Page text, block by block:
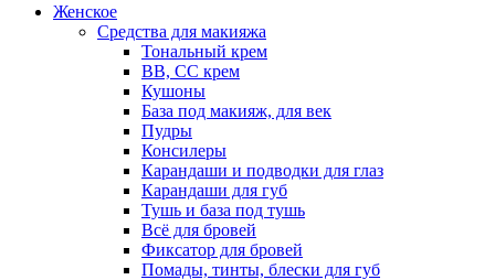
Женское
Средства для макияжа
Тональный крем
BB, CC крем
Кушоны
База под макияж, для век
Пудры
Консилеры
Карандаши и подводки для глаз
Карандаши для губ
Тушь и база под тушь
Всё для бровей
Фиксатор для бровей
Помады, тинты, блески для губ